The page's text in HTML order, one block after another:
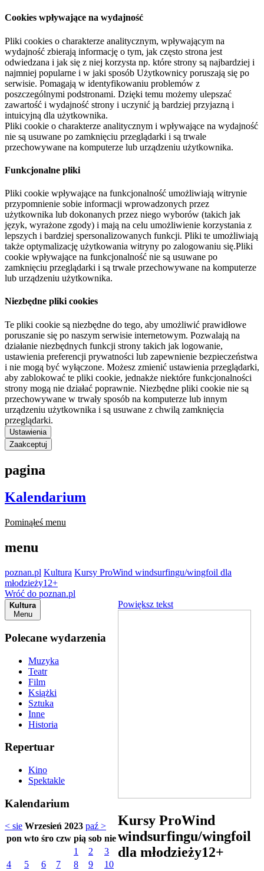
Cookies wpływające na wydajność
Pliki cookies o charakterze analitycznym, wpływającym na
wydajność zbierają informację o tym, jak często strona jest
odwiedzana i jak się z niej korzysta np. które strony są najbardziej i
najmniej popularne i w jaki sposób Użytkownicy poruszają się po
serwisie. Pomagają w identyfikowaniu problemów z
poszczególnymi podstronami. Dzięki temu możemy ulepszać
zawartość i wydajność strony i uczynić ją bardziej przyjazną i
intuicyjną dla użytkownika.
Pliki cookie o charakterze analitycznym i wpływające na wydajność
nie są usuwane po zamknięciu przeglądarki i są trwale
przechowywane na komputerze lub urządzeniu użytkownika.
Funkcjonalne pliki
Pliki cookie wpływające na funkcjonalność umożliwiają witrynie
przypomnienie sobie informacji wprowadzonych przez
użytkownika lub dokonanych przez niego wyborów (takich jak
język, wyrażone zgody) i mają na celu umożliwienie korzystania z
lepszych i bardziej spersonalizowanych funkcji. Pliki te umożliwiają
także optymalizację użytkowania witryny po zalogowaniu się.Pliki
cookie wpływające na funkcjonalność nie są usuwane po
zamknięciu przeglądarki i są trwale przechowywane na komputerze
lub urządzeniu użytkownika.
Niezbędne pliki cookies
Te pliki cookie są niezbędne do tego, aby umożliwić prawidłowe
poruszanie się po naszym serwisie internetowym. Pozwalają na
działanie niezbędnych funkcji strony takich jak logowanie,
ustawienia preferencji prywatności lub zapewnienie bezpieczeństwa
i nie mogą być wyłączone. Możesz zmienić ustawienia przeglądarki,
aby zablokować te pliki cookie, jednakże niektóre funkcjonalności
strony mogą nie działać poprawnie. Niezbędne pliki cookie nie są
przechowywane w trwały sposób na komputerze lub innym
urządzeniu użytkownika i są usuwane z chwilą zamknięcia
przeglądarki.
Ustawienia
Zaakceptuj
pagina
Kalendarium
Pominąłeś menu
menu
poznan.pl Kultura Kursy ProWind windsurfingu/wingfoil dla
młodzieży12+
Wróć do poznan.pl
Kultura
Menu
Polecane wydarzenia
Muzyka
Teatr
Film
Książki
Sztuka
Inne
Historia
Repertuar
Kino
Spektakle
Kalendarium
< sie Wrzesień 2023 paź >
pon wto śro czw pią sob nie
1
2
3
4
5 6 7 8 9
10
Powiększ tekst
Kursy ProWind
windsurfingu/wingfoil
dla młodzieży12+